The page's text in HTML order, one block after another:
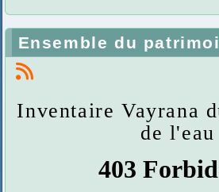
Ensemble du
Inventaire Vayrana
de l'eau